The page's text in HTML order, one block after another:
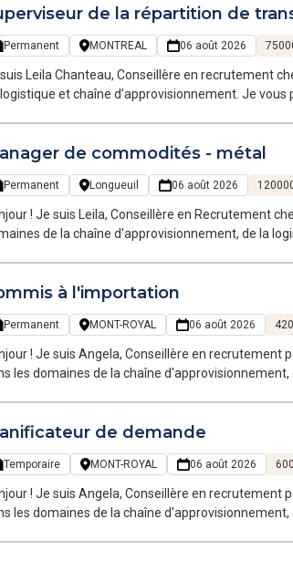
de la répartition de
Permanent MONTREAL 06 août 2026
Leila Chanteau, Conseillère en recrutement
et chaîne d’approvisionnement. Je
de commodités - métal
Permanent Longueuil 06 août 2026
! Je suis Leila, Conseillère en Recrutement
de la chaîne d'approvisionnement, de la
vos besoins
à l'importation
Permanent MONT-ROYAL 06 août 2026
! Je suis Angela, Conseillère en recrutement
les domaines de la chaîne
de demande
Temporaire MONT-ROYAL 06 août 2026
! Je suis Angela, Conseillère en recrutement
les domaines de la chaîne